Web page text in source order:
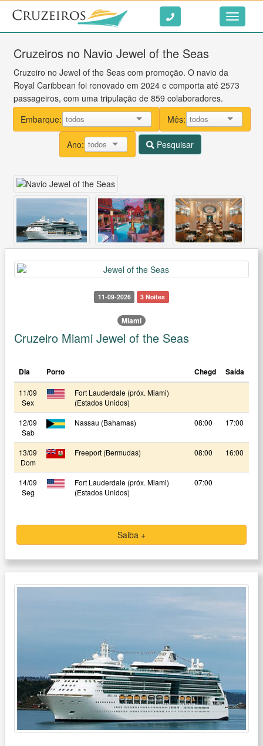
Ir ao conteúdo
Toggle
Cruzeiros no Navio Jewel of the Seas
Cruzeiro no Jewel of the Seas com promoção. O navio da
Royal Caribbean foi renovado em 2024 e comporta até 2573
passageiros, com uma tripulação de 859 colaboradores.
Embarque:
Mês:
Ano: Pesquisar
11-09-2026 3 Noites
Miami
Cruzeiro Miami Jewel of the Seas
Dia Porto Chegd Saída
11/09
Sex
Fort Lauderdale (próx. Miami)
(Estados Unidos)
12/09
Sab
Nassau (Bahamas) 08:00 17:00
13/09
Dom
Freeport (Bermudas) 08:00 16:00
14/09
Seg
Fort Lauderdale (próx. Miami)
(Estados Unidos)
07:00
Saiba +